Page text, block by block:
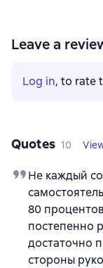
Leave a
Log in, to rate
Quotes 10
Не каждый
80
постепенно
достаточно
стороны